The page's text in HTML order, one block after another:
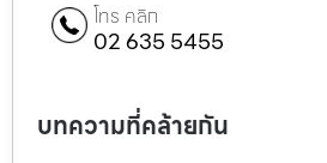
โทร คลิก
02 635 5455
บทความที่คล้ายกัน